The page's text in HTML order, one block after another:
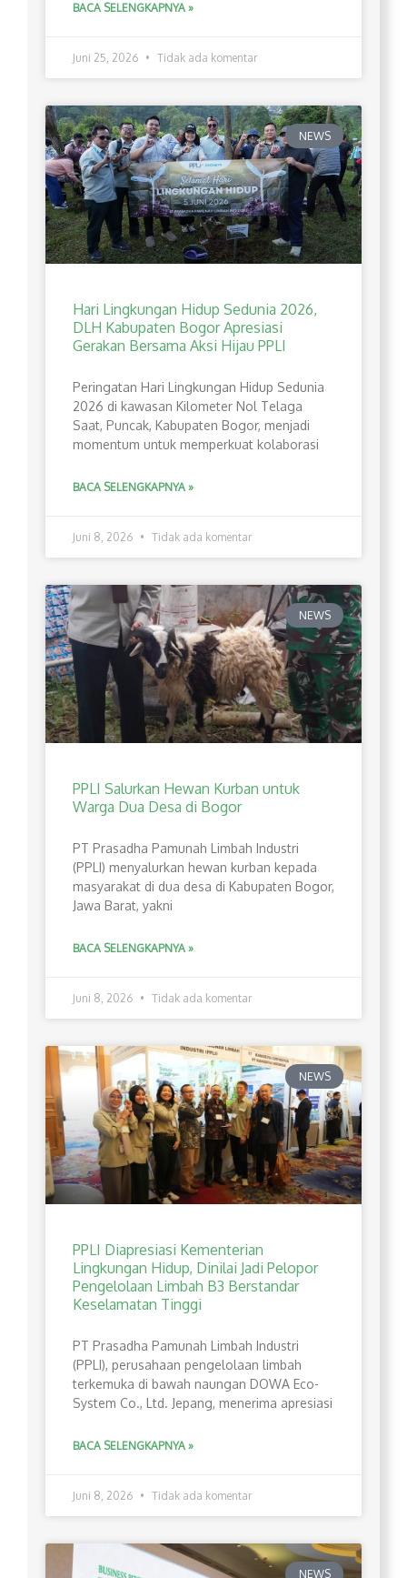
BACA SELENGKAPNYA »
Juni 25, 2026 Tidak ada komentar
NEWS
Hari Lingkungan Hidup Sedunia 2026,
DLH Kabupaten Bogor Apresiasi
Gerakan Bersama Aksi Hijau PPLI
Peringatan Hari Lingkungan Hidup Sedunia
2026 di kawasan Kilometer Nol Telaga
Saat, Puncak, Kabupaten Bogor, menjadi
momentum untuk memperkuat kolaborasi
BACA SELENGKAPNYA »
Juni 8, 2026 Tidak ada komentar
NEWS
PPLI Salurkan Hewan Kurban untuk
Warga Dua Desa di Bogor
PT Prasadha Pamunah Limbah Industri
(PPLI) menyalurkan hewan kurban kepada
masyarakat di dua desa di Kabupaten Bogor,
Jawa Barat, yakni
BACA SELENGKAPNYA »
Juni 8, 2026 Tidak ada komentar
NEWS
PPLI Diapresiasi Kementerian
Lingkungan Hidup, Dinilai Jadi Pelopor
Pengelolaan Limbah B3 Berstandar
Keselamatan Tinggi
PT Prasadha Pamunah Limbah Industri
(PPLI), perusahaan pengelolaan limbah
terkemuka di bawah naungan DOWA Eco-
System Co., Ltd. Jepang, menerima apresiasi
BACA SELENGKAPNYA »
Juni 8, 2026 Tidak ada komentar
NEWS